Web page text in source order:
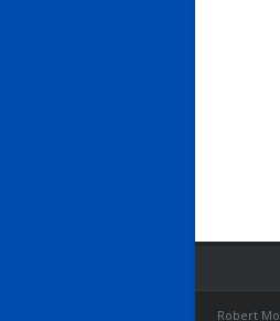
Robert